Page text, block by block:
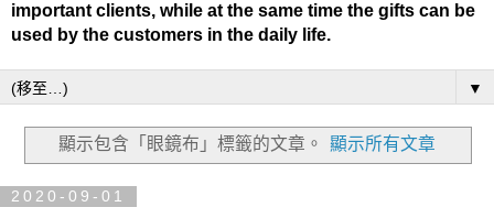
important clients, while at the same time the gifts can be
used by the customers in the daily life.
▼
顯示包含「眼鏡布」 標籤的文章。 顯示所有文章
2020-09-01